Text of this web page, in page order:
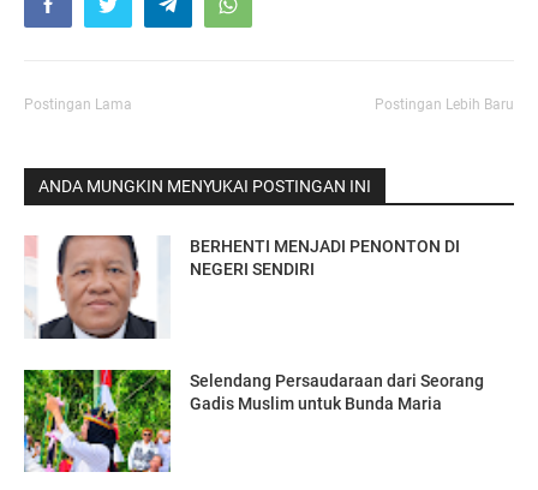
Postingan Lama Postingan Lebih Baru
ANDA MUNGKIN MENYUKAI POSTINGAN INI
BERHENTI MENJADI PENONTON DI
NEGERI SENDIRI
Selendang Persaudaraan dari Seorang
Gadis Muslim untuk Bunda Maria